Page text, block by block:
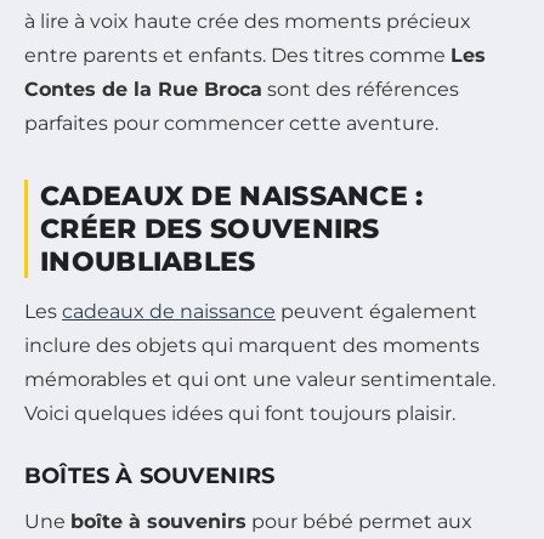
à lire à voix haute crée des moments précieux
entre parents et enfants. Des titres comme Les
Contes de la Rue Broca sont des références
parfaites pour commencer cette aventure.
CADEAUX DE NAISSANCE :
CRÉER DES SOUVENIRS
INOUBLIABLES
Les cadeaux de naissance peuvent également
inclure des objets qui marquent des moments
mémorables et qui ont une valeur sentimentale.
Voici quelques idées qui font toujours plaisir.
BOÎTES À SOUVENIRS
Une boîte à souvenirs pour bébé permet aux